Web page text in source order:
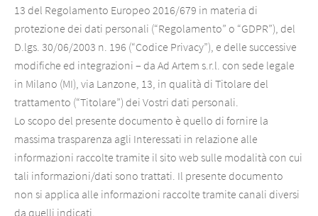
13 del Regolamento Europeo 2016/679 in materia di
protezione dei dati personali (“Regolamento” o “GDPR”), del
D.lgs. 30/06/2003 n. 196 (“Codice Privacy”), e delle successive
modifiche ed integrazioni – da Ad Artem s.r.l. con sede legale
in Milano (MI), via Lanzone, 13, in qualità di Titolare del
trattamento (“Titolare”) dei Vostri dati personali.
Lo scopo del presente documento è quello di fornire la
massima trasparenza agli Interessati in relazione alle
informazioni raccolte tramite il sito web sulle modalità con cui
tali informazioni/dati sono trattati. Il presente documento
non si applica alle informazioni raccolte tramite canali diversi
da quelli indicati.